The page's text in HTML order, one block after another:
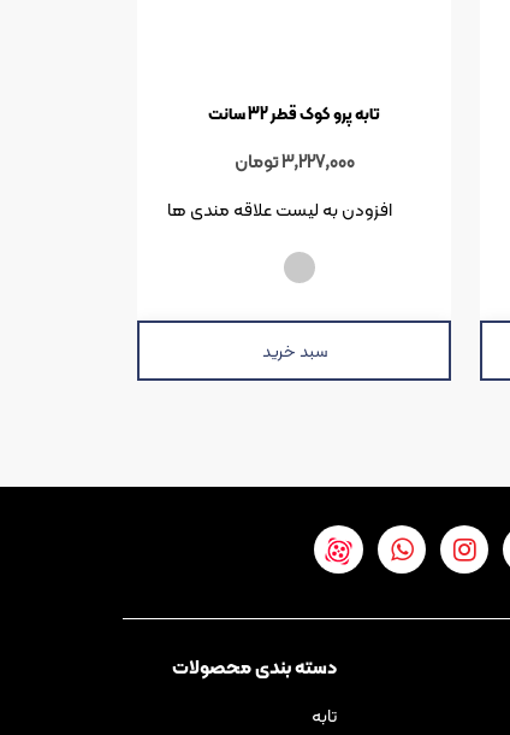
تابه پرو کوک قطر 32 سانت
3,227,000تومان
سبد خرید
افزودن به لیست علاقه مندی ها
دسته بندی محصولات
تابه